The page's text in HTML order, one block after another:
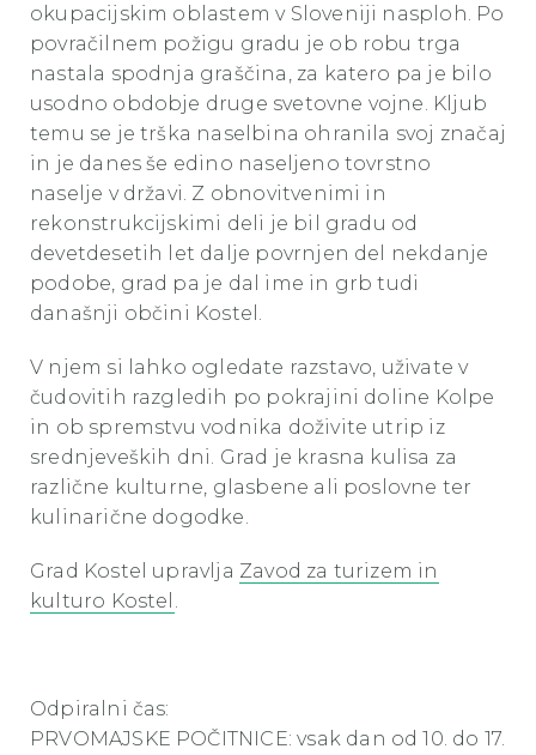
okupacijskim oblastem v Sloveniji nasploh. Po
povračilnem požigu gradu je ob robu trga
nastala spodnja graščina, za katero pa je bilo
usodno obdobje druge svetovne vojne. Kljub
temu se je trška naselbina ohranila svoj značaj
in je danes še edino naseljeno tovrstno
naselje v državi. Z obnovitvenimi in
rekonstrukcijskimi deli je bil gradu od
devetdesetih let dalje povrnjen del nekdanje
podobe, grad pa je dal ime in grb tudi
današnji občini Kostel.
V njem si lahko ogledate razstavo, uživate v
čudovitih razgledih po pokrajini doline Kolpe
in ob spremstvu vodnika doživite utrip iz
srednjeveških dni. Grad je krasna kulisa za
različne kulturne, glasbene ali poslovne ter
kulinarične dogodke.
Grad Kostel upravlja Zavod za turizem in
kulturo Kostel
Odpiralni čas:
​PRVOMAJSKE POČITNICE: vsak dan od 10. do 17.